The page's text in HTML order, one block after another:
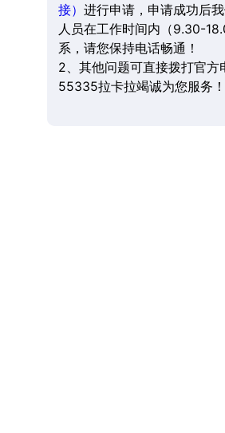
接） 进行申请，申请成功后
人员在工作时间内（9.30-
系，请您保持电话畅通！
2、其他问题可直接拨打官
55335拉卡拉竭诚为您服务！